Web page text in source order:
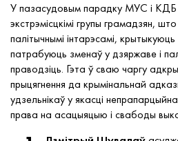
У пазасудовым парадку МУС і
экстрэмісцкімі групы грамадзян,
палітычнымі інтарэсамі, крытыкуюць
патрабуюць зменаў у дзяржаве і
праводзіць. Гэта ў сваю чаргу
прыцягнення да крымінальнай
удзельнікаў у якасці
права на асацыяцыю і свабоды